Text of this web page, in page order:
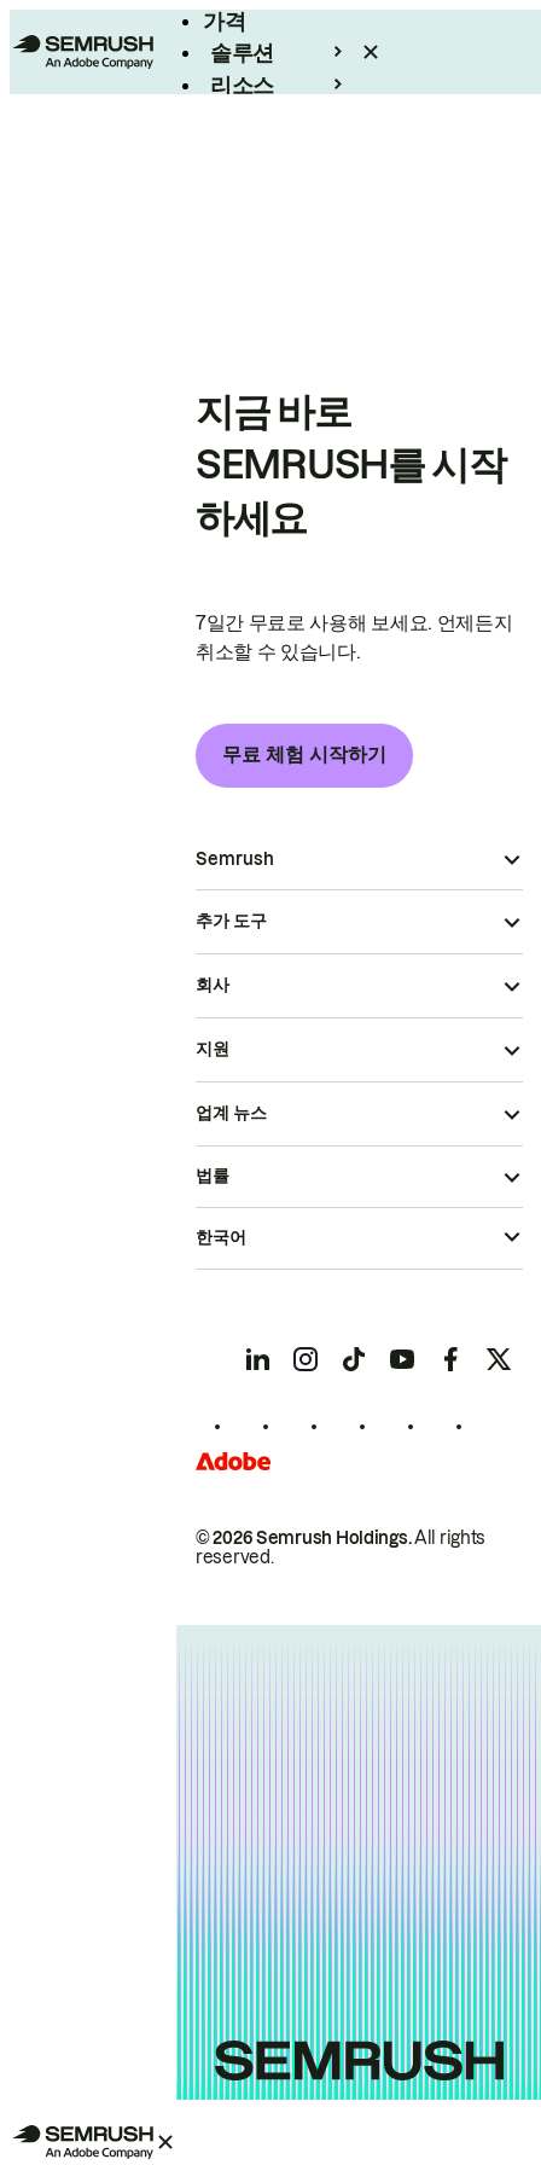
가격
솔루션
리소스
지금 바로
SEMRUSH를 시작
하세요
7일간 무료로 사용해 보세요. 언제든지
취소할 수 있습니다.
무료 체험 시작하기
Semrush
추가 도구
회사
지원
업계 뉴스
© 2026 Semrush Holdings.All rights
reserved.
법률
한국어